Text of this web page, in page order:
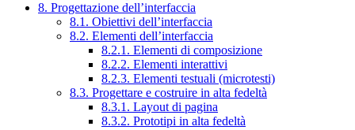
8. Progettazione dell’interfaccia
8.1. Obiettivi dell’interfaccia
8.2. Elementi dell’interfaccia
8.2.1. Elementi di composizione
8.2.2. Elementi interattivi
8.2.3. Elementi testuali (microtesti)
8.3. Progettare e costruire in alta fedeltà
8.3.1. Layout di pagina
8.3.2. Prototipi in alta fedeltà